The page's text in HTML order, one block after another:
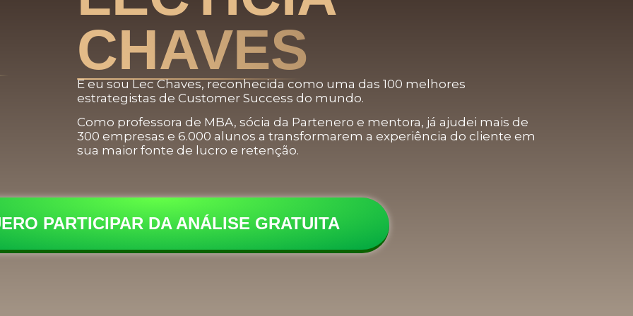
CHAVES
E eu sou Lec Chaves, reconhecida como uma das 100 melhores
estrategistas de Customer Success do mundo.
Como professora de MBA, sócia da Partenero e mentora, já ajudei mais de
300 empresas e 6.000 alunos a transformarem a experiência do cliente em
sua maior fonte de lucro e retenção.
PARTICIPAR DA ANÁLISE GRATUITA